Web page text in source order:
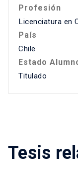
Profesión
Licenciatura en
País
Chile
Estado
Titulado
Tesis